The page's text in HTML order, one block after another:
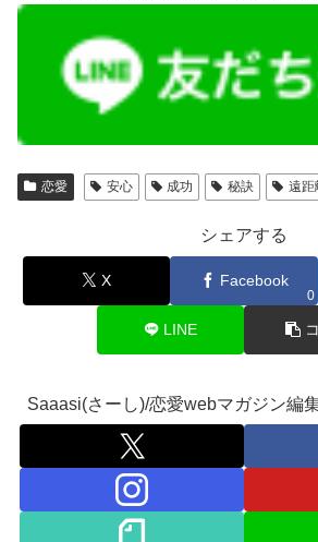
恋愛 安心 成功 秘訣 遠距
シェアする
X Facebook
0
LINE
Saaasi(さーし)/恋愛webマガジン編